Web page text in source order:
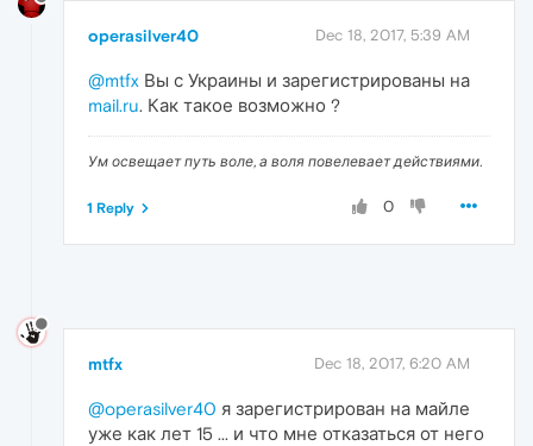
operasilver40 Dec 18, 2017, 5:39 AM
@mtfx Вы с Украины и зарегистрированы на
mail.ru. Как такое возможно ?
Ум освещает путь воле, а воля повелевает действиями.
0
1 Reply
mtfx Dec 18, 2017, 6:20 AM
@operasilver40 я зарегистрирован на майле
уже как лет 15 ... и что мне отказаться от него